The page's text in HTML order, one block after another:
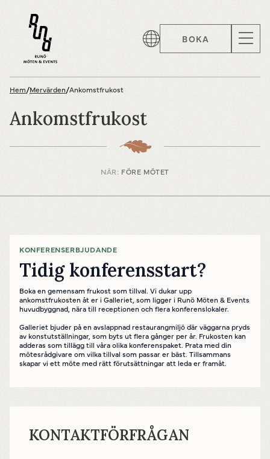
BOKA
Hem/Mervärden/Ankomstfrukost
Ankomstfrukost
NÄR: FÖRE MÖTET
KONFERENSERBJUDANDE
Tidig konferensstart?
Boka en gemensam frukost som tillval. Vi dukar upp
ankomstfrukosten åt er i Galleriet, som ligger i Runö Möten & Events
huvudbyggnad, nära till receptionen och flera konferenslokaler.
Galleriet bjuder på en avslappnad restaurangmiljö där väggarna pryds
av konstutställningar, som byts ut flera gånger per år. Frukosten kan
adderas som tillägg till våra olika konferenspaket. Prata med din
mötesrådgivare om vilka tillval som passar er bäst. Tillsammans
skapar vi ett möte med rätt förutsättningar att leda er framåt.
KONTAKTFÖRFRÅGAN